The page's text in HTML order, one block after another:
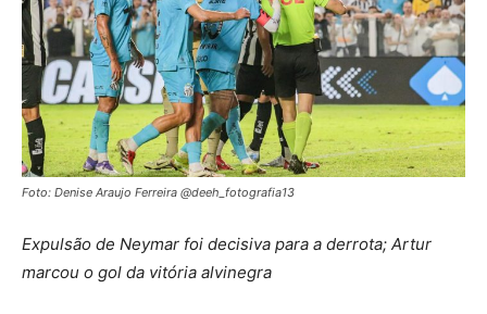
Foto: Denise Araujo Ferreira @deeh_fotografia13
Expulsão de Neymar foi decisiva para a derrota; Artur
marcou o gol da vitória alvinegra